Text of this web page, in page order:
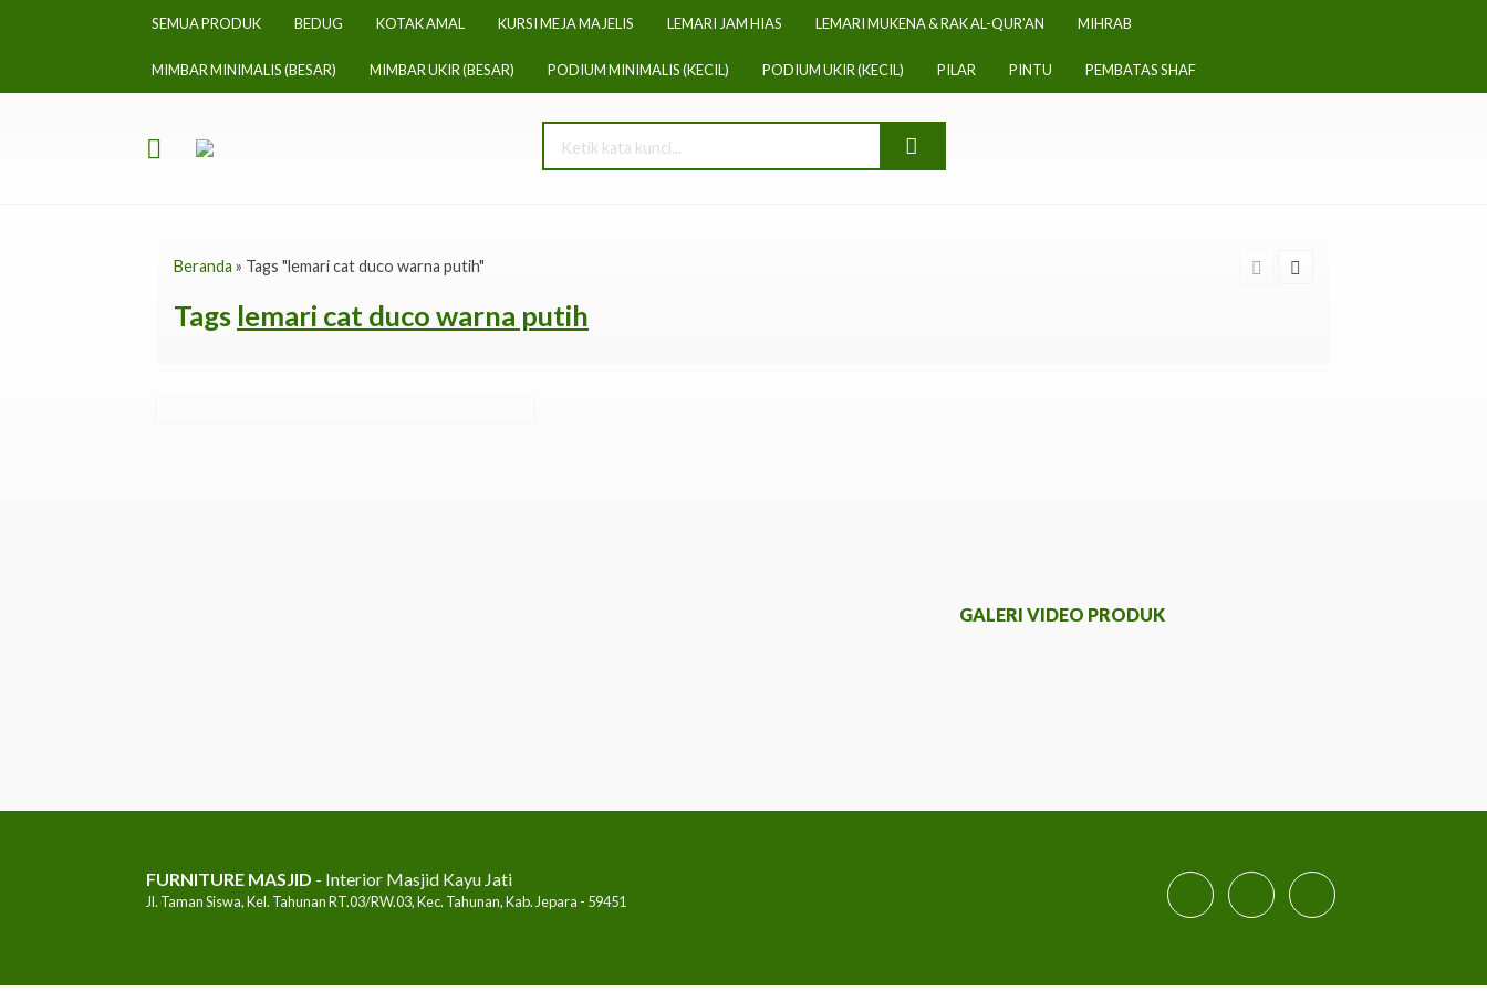
SEMUA PRODUK BEDUG KOTAK AMAL KURSI MEJA MAJELIS LEMARI JAM HIAS LEMARI MUKENA & RAK AL-QUR’AN MIHRAB
MIMBAR MINIMALIS (BESAR) MIMBAR UKIR (BESAR) PODIUM MINIMALIS (KECIL) PODIUM UKIR (KECIL) PILAR PINTU PEMBATAS SHAF
Beranda » Tags "lemari cat duco warna putih"
Tags lemari cat duco warna putih
GALERI VIDEO PRODUK
FURNITURE MASJID - Interior Masjid Kayu Jati
Jl. Taman Siswa, Kel. Tahunan RT.03/RW.03, Kec. Tahunan, Kab. Jepara - 59451